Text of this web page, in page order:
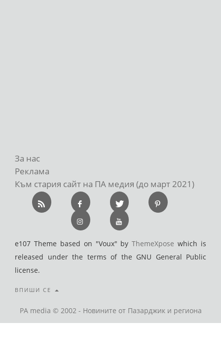
За нас
Реклама
Към стария сайт на ПА медия (до март 2021)
e107 Theme based on "Voux" byThemeXpose which is
released under the terms of the GNU General Public
license.
ВПИШИ СЕ
PA media © 2002 - Новините от Пазарджик и региона